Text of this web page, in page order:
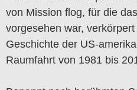
von Mission flog, für die
vorgesehen war,
Geschichte der US-
Raumfahrt von 1981 bis